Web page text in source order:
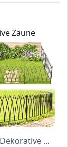
Zäune
Thealyn Dekorative Metall Gartenzaun,45cm (H) x 2.25m (L),Metall Grenze